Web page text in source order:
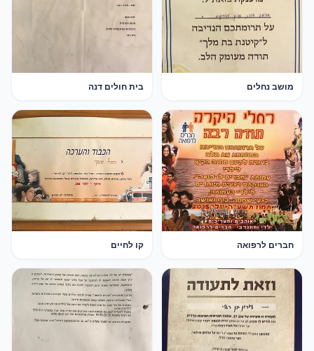
מושב נחלים בית חולים דנה
חברים לרפואה קו לחיים